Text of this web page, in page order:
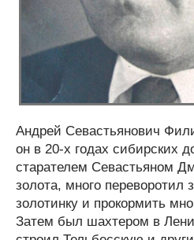
Андрей Севастьянович
он в 20-х годах сибирских
старателем Севастьяном
золота, много переворотил
золотинку и прокормить
Затем был шахтером в